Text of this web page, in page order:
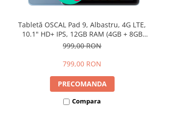
Tabletă OSCAL Pad 9, Albastru, 4G LTE,
10.1" HD+ IPS, 12GB RAM (4GB + 8GB
extensibili), 128GB, Android 15,
999,00 RON
799,00 RON
PRECOMANDA
Compara